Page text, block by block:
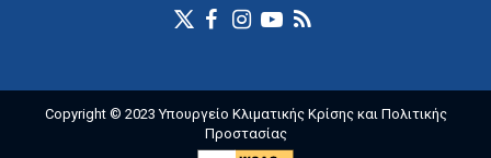
Copyright © 2023 Υπουργείο Κλιματικής Κρίσης και Πολιτικής
Προστασίας